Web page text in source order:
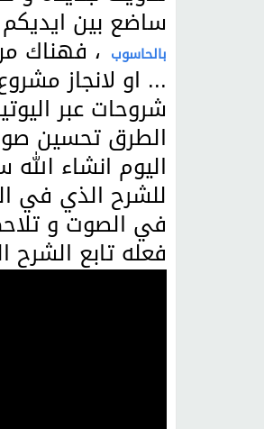
ساضع بين
بالحاسوب ، فهناك
... او لانجاز
شروحات عبر
الطرق تحسين
اليوم انشاء
للشرح الذي في
في الصوت و
فعله تابع الشرح